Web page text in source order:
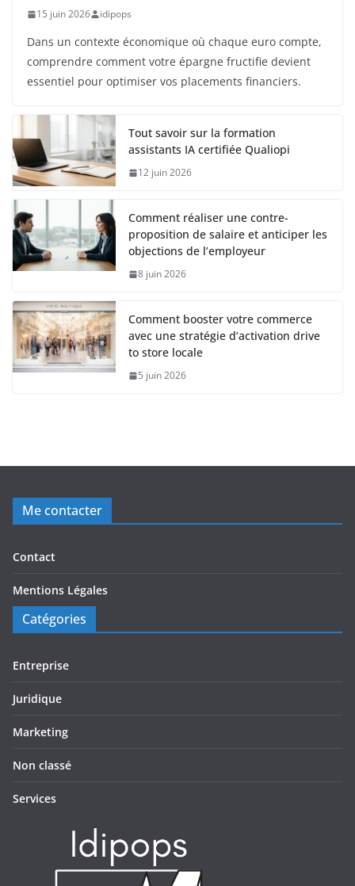
15 juin 2026 idipops
Dans un contexte économique où chaque euro compte,
comprendre comment votre épargne fructifie devient
essentiel pour optimiser vos placements financiers.
Tout savoir sur la formation
assistants IA certifiée Qualiopi
12 juin 2026
Comment réaliser une contre-
proposition de salaire et anticiper les
objections de l’employeur
8 juin 2026
Comment booster votre commerce
avec une stratégie d’activation drive
to store locale
5 juin 2026
Me contacter
Contact
Mentions Légales
Catégories
Entreprise
Juridique
Marketing
Non classé
Services